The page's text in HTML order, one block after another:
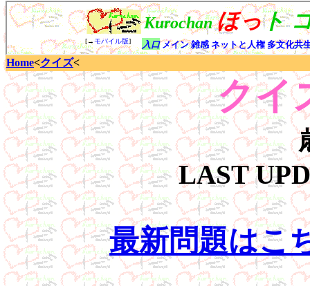
Home<クイズ<
クイ
LAST
最新問題はこ